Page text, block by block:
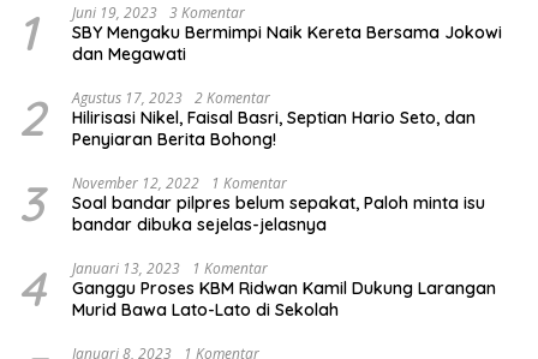
1 Juni 19, 2023 3 Komentar
SBY Mengaku Bermimpi Naik Kereta Bersama Jokowi
dan Megawati
2 Agustus 17, 2023 2 Komentar
Hilirisasi Nikel, Faisal Basri, Septian Hario Seto, dan
Penyiaran Berita Bohong!
3 November 12, 2022 1 Komentar
Soal bandar pilpres belum sepakat, Paloh minta isu
bandar dibuka sejelas-jelasnya
4 Januari 13, 2023 1 Komentar
Ganggu Proses KBM Ridwan Kamil Dukung Larangan
Murid Bawa Lato-Lato di Sekolah
Januari 8, 2023 1 Komentar